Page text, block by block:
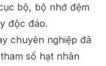
bộ, bộ nhớ đệm
độc đáo.
chuyên nghiệp đã
số hạt nhân